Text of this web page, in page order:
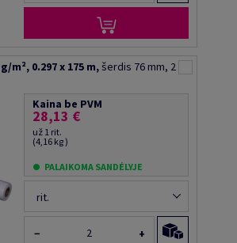
m², 0.297 x 175 m,šerdis 76 mm, 2
Kaina be PVM
28,13 €
už 1 rit.
(4,16 kg )
PALAIKOMA SANDĖLYJE
rit.
− +